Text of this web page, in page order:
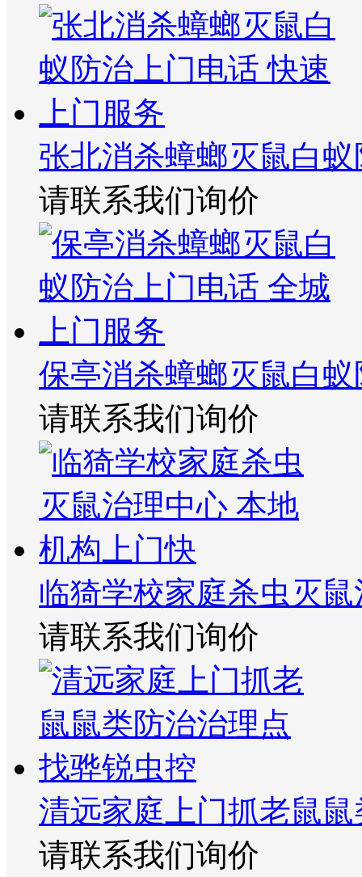
张北消杀蟑螂灭鼠白
请联系我们询价
保亭消杀蟑螂灭鼠白
请联系我们询价
临猗学校家庭杀虫灭
请联系我们询价
清远家庭上门抓老鼠
请联系我们询价